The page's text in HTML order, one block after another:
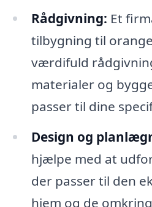
Rådgivning: Et
tilbygning til
værdifuld
materialer og
passer til dine
Design og
hjælpe med at
der passer til den
hjem og de